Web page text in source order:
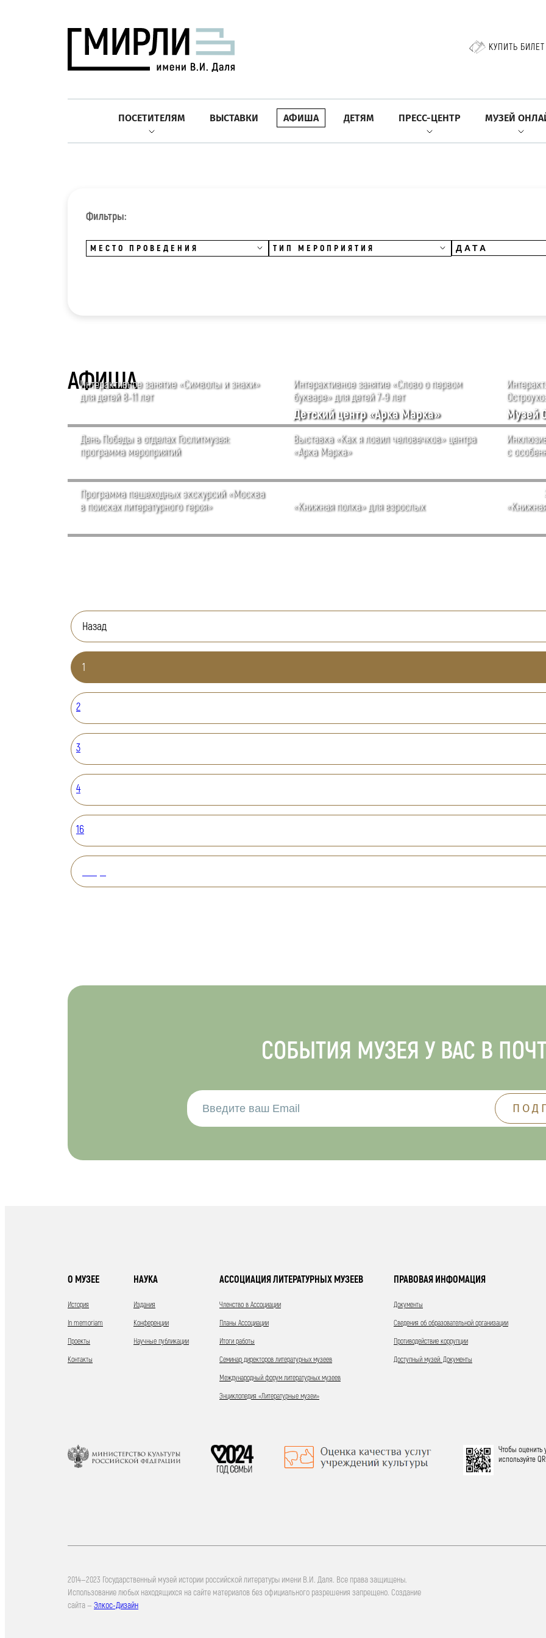
КУПИТЬ БИЛЕТ
ПОСЕТИТЕЛЯМ ВЫСТАВКИ АФИША ДЕТЯМ ПРЕСС-ЦЕНТР МУЗЕЙ
Фильтры:
МЕСТО ПРОВЕДЕНИЯ ТИП МЕРОПРИЯТИЯ
АФИША
Интерактивное занятие «Символы и знаки»
для детей 8-11 лет
Интерактивное занятие «Слово о первом
букваре» для детей 7-9 лет
День Победы в отделах Гослитмузея:
программа мероприятий
Детский центр «Арка Марка»
Выставка «Как я ловил человечков» центра
«Арка Марка»
Музей
с
Программа пешеходных экскурсий «Москва
в поисках литературного героя»
«Книжная полка» для взрослых
Назад
1
2
3
4
16
СОБЫТИЯ МУЗЕЯ У ВАС В
О МУЗЕЕ
История
In memoriam
Проекты
Контакты
НАУКА
Издания
Конференции
Научные публикации
АССОЦИАЦИЯ ЛИТЕРАТУРНЫХ МУЗЕЕВ
Членство в Ассоциации
Планы Ассоциации
Итоги работы
Семинар директоров литературных музеев
Международный форум литературных музеев
Энциклопедия «Литературные музеи»
ПРАВОВАЯ ИНФОМАЦИЯ
Документы
Сведения об образовательной организации
Противодействие коррупции
Доступный музей. Документы
Чтобы оценить
используйте
2014—2023 Государственный музей истории российской литературы имени В.И. Даля. Все права защищены.
Использование любых находящихся на сайте материалов без официального разрешения запрещено. Создание
сайта — Элкос-Дизайн